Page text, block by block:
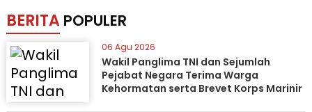
BERITA POPULER
06 Agu 2026
Wakil Panglima TNI dan Sejumlah
Pejabat Negara Terima Warga
Kehormatan serta Brevet Korps Marinir